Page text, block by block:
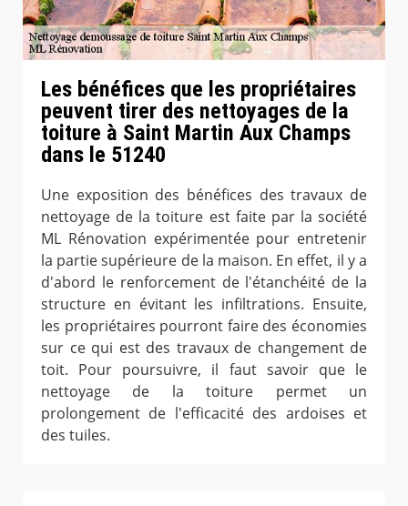
Les bénéfices que les propriétaires
peuvent tirer des nettoyages de la
toiture à Saint Martin Aux Champs
dans le 51240
Une exposition des bénéfices des travaux de
nettoyage de la toiture est faite par la société
ML Rénovation expérimentée pour entretenir
la partie supérieure de la maison. En effet, il y a
d'abord le renforcement de l'étanchéité de la
structure en évitant les infiltrations. Ensuite,
les propriétaires pourront faire des économies
sur ce qui est des travaux de changement de
toit. Pour poursuivre, il faut savoir que le
nettoyage de la toiture permet un
prolongement de l'efficacité des ardoises et
des tuiles.